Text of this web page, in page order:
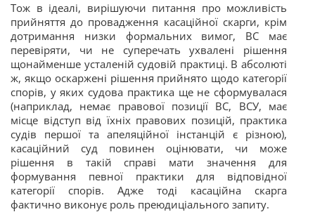
Тож в ідеалі, вирішуючи питання про можливість
прийняття до провадження касаційної скарги, крім
дотримання низки формальних вимог, ВС має
перевіряти, чи не суперечать ухвалені рішення
щонайменше усталеній судовій практиці. В абсолюті
ж, якщо оскаржені рішення прийнято щодо категорії
спорів, у яких судова практика ще не сформувалася
(наприклад, немає правової позиції ВС, ВСУ, має
місце відступ від їхніх правових позицій, практика
судів першої та апеляційної інстанцій є різною),
касаційний суд повинен оцінювати, чи може
рішення в такій справі мати значення для
формування певної практики для відповідної
категорії спорів. Адже тоді касаційна скарга
фактично виконує роль преюдиціального запиту.